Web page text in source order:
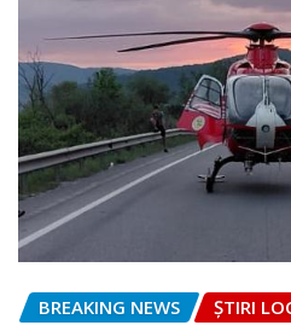
BREAKING NEWS ȘTIRI